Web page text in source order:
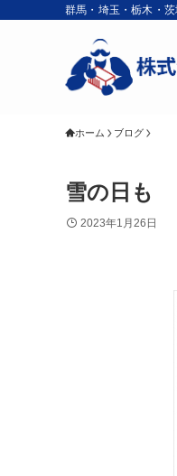
群馬・埼玉・栃木・
ホーム ブログ
雪の日も
2023年1月26日